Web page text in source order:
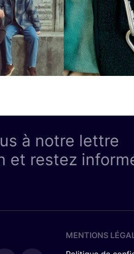
à notre lettre
et restez
MENTIONS